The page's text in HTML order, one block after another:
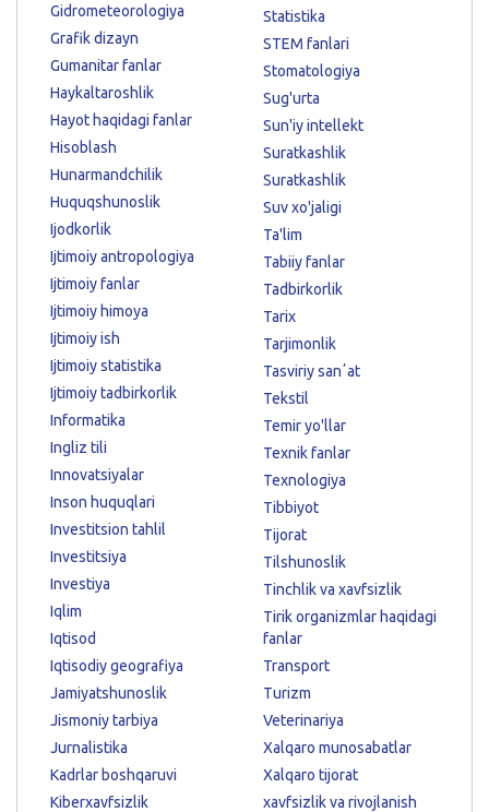
Gidrometeorologiya
Grafik dizayn
Gumanitar fanlar
Haykaltaroshlik
Hayot haqidagi fanlar
Hisoblash
Hunarmandchilik
Huquqshunoslik
Ijodkorlik
Ijtimoiy antropologiya
Ijtimoiy fanlar
Ijtimoiy himoya
Ijtimoiy ish
Ijtimoiy statistika
Ijtimoiy tadbirkorlik
Informatika
Ingliz tili
Innovatsiyalar
Inson huquqlari
Investitsion tahlil
Investitsiya
Investiya
Iqlim
Iqtisod
Iqtisodiy geografiya
Jamiyatshunoslik
Jismoniy tarbiya
Jurnalistika
Kadrlar boshqaruvi
Kiberxavfsizlik
Statistika
STEM fanlari
Stomatologiya
Sug'urta
Sun'iy intellekt
Suratkashlik
Suratkashlik
Suv xo'jaligi
Ta'lim
Tabiiy fanlar
Tadbirkorlik
Tarix
Tarjimonlik
Tasviriy sanʼat
Tekstil
Temir yo'llar
Texnik fanlar
Texnologiya
Tibbiyot
Tijorat
Tilshunoslik
Tinchlik va xavfsizlik
Tirik organizmlar haqidagi
fanlar
Transport
Turizm
Veterinariya
Xalqaro munosabatlar
Xalqaro tijorat
xavfsizlik va rivojlanish